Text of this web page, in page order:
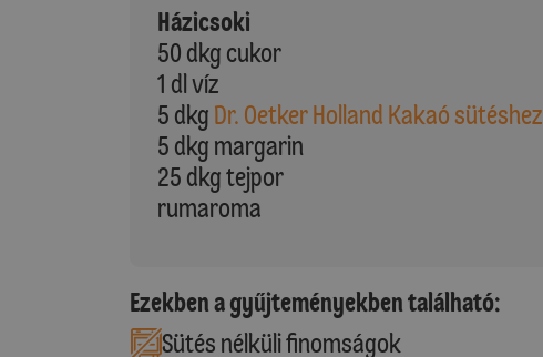
Házicsoki
50 dkg cukor
1 dl víz
5 dkg Dr. Oetker Holland Kakaó sütéshez
5 dkg margarin
25 dkg tejpor
rumaroma
Ezekben a gyűjteményekben található:
Sütés nélküli finomságok